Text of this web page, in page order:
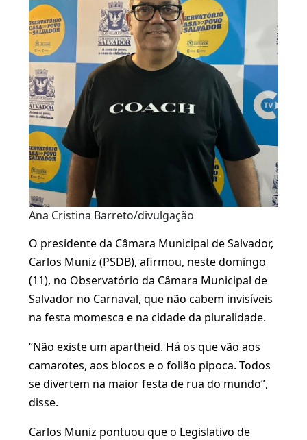
Ana Cristina Barreto/divulgação
O presidente da Câmara Municipal de Salvador,
Carlos Muniz (PSDB), afirmou, neste domingo
(11), no Observatório da Câmara Municipal de
Salvador no Carnaval, que não cabem invisíveis
na festa momesca e na cidade da pluralidade.
“Não existe um apartheid. Há os que vão aos
camarotes, aos blocos e o folião pipoca. Todos
se divertem na maior festa de rua do mundo”,
disse.
Carlos Muniz pontuou que o Legislativo de